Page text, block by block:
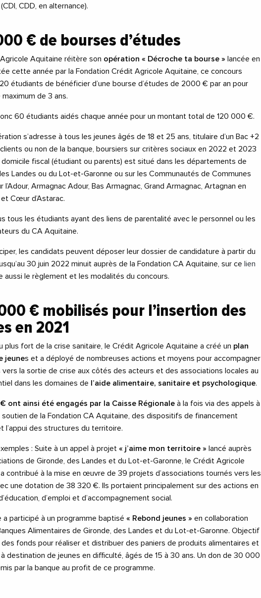
CDD, en alternance).
€ de bourses d’études
Aquitaine réitère son opération « Décroche ta bourse » lancée en
cette année par la Fondation Crédit Agricole Aquitaine, ce concours
étudiants de bénéficier d’une bourse d’études de 2000 € par an pour
maximum de 3 ans.
60 étudiants aidés chaque année pour un montant total de 120 000 €.
s’adresse à tous les jeunes âgés de 18 et 25 ans, titulaire d’un Bac +2
ou non de la banque, boursiers sur critères sociaux en 2022 et 2023
fiscal (étudiant ou parents) est situé dans les départements de
Landes ou du Lot-et-Garonne ou sur les Communautés de Communes
l’Adour, Armagnac Adour, Bas Armagnac, Grand Armagnac, Artagnan en
Cœur d’Astarac.
tous les étudiants ayant des liens de parentalité avec le personnel ou les
du CA Aquitaine.
les candidats peuvent déposer leur dossier de candidature à partir du
30 juin 2022 minuit auprès de la Fondation CA Aquitaine, sur ce lien
aussi le règlement et les modalités du concours.
€ mobilisés pour l’insertion des
en 2021
plus fort de la crise sanitaire, le Crédit Agricole Aquitaine a créé un plan
jeunes et a déployé de nombreuses actions et moyens pour accompagner
vers la sortie de crise aux côtés des acteurs et des associations locales au
dans les domaines de
l’aide alimentaire, sanitaire et psychologique.
ont ainsi été engagés par la Caisse Régionaleà la fois via des appels à
de la Fondation CA Aquitaine, des dispositifs de financement
l’appui des structures du territoire.
: Suite à un appel à projet « j’aime mon territoire » lancé auprès
de Gironde, des Landes et du Lot-et-Garonne, le Crédit Agricole
contribué à la mise en œuvre de 39 projets d’associations tournés vers les
une dotation de 38 320 €. Ils portaient principalement sur des actions en
d’emploi et d’accompagnement social.
a participé à un programme baptisé « Rebond jeunes » en collaboration
Alimentaires de Gironde, des Landes et du Lot-et-Garonne. Objectif
fonds pour réaliser et distribuer des paniers de produits alimentaires et
à destination de jeunes en difficulté, âgés de 15 à 30 ans. Un don de 30 000
par la banque au profit de ce programme.